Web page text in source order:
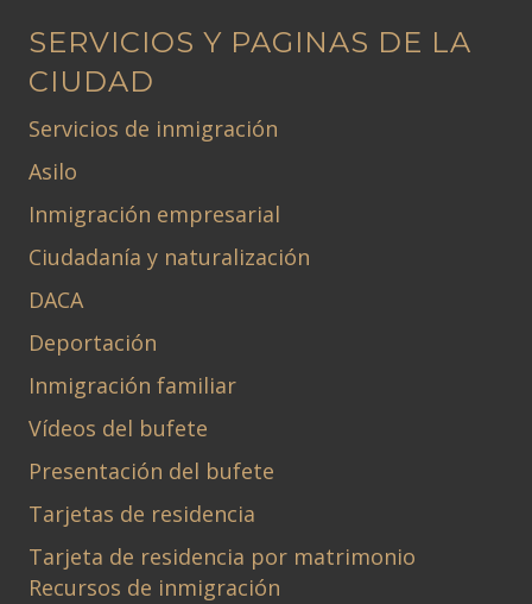
SERVICIOS Y PAGINAS DE LA
CIUDAD
Servicios de inmigración
Asilo
Inmigración empresarial
Ciudadanía y naturalización
DACA
Deportación
Inmigración familiar
Vídeos del bufete
Presentación del bufete
Tarjetas de residencia
Tarjeta de residencia por matrimonio
Recursos de inmigración